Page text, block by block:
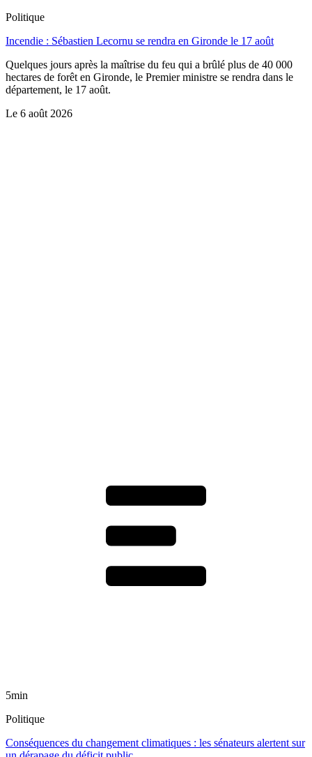
Politique
Incendie : Sébastien Lecornu se rendra en Gironde le 17 août
Quelques jours après la maîtrise du feu qui a brûlé plus de 40 000
hectares de forêt en Gironde, le Premier ministre se rendra dans le
département, le 17 août.
Le 6 août 2026
5min
Politique
Conséquences du changement climatiques : les sénateurs alertent sur